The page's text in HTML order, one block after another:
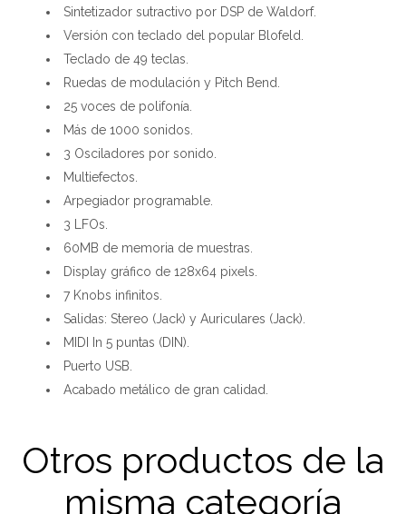
Sintetizador sutractivo por DSP de Waldorf.
Versión con teclado del popular Blofeld.
Teclado de 49 teclas.
Ruedas de modulación y Pitch Bend.
25 voces de polifonía.
Más de 1000 sonidos.
3 Osciladores por sonido.
Multiefectos.
Arpegiador programable.
3 LFOs.
60MB de memoria de muestras.
Display gráfico de 128x64 pixels.
7 Knobs infinitos.
Salidas: Stereo (Jack) y Auriculares (Jack).
MIDI In 5 puntas (DIN).
Puerto USB.
Acabado metálico de gran calidad.
Otros productos de la
misma categoría